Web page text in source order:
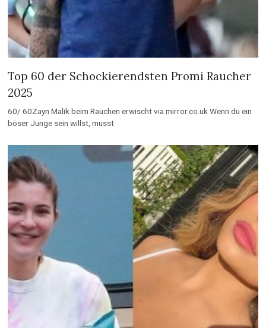
Top 60 der Schockierendsten Promi Raucher
2025
60/ 60Zayn Malik beim Rauchen erwischt via mirror.co.uk Wenn du ein
böser Junge sein willst, musst